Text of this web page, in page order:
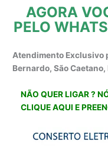
AGORA
PELO
Atendimento Exclusivo
Bernardo, São
NÃO QUER LIGAR ?
CLIQUE AQUI E